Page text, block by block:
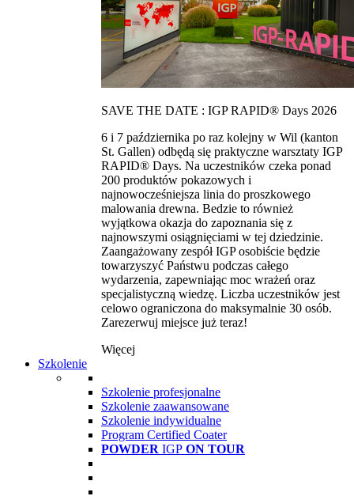
SAVE THE DATE : IGP RAPID® Days 2026
6 i 7 października po raz kolejny w Wil (kanton
St. Gallen) odbędą się praktyczne warsztaty IGP
RAPID® Days. Na uczestników czeka ponad
200 produktów pokazowych i
najnowocześniejsza linia do proszkowego
malowania drewna. Bedzie to również
wyjątkowa okazja do zapoznania się z
najnowszymi osiągnięciami w tej dziedzinie.
Zaangażowany zespół IGP osobiście będzie
towarzyszyć Państwu podczas całego
wydarzenia, zapewniając moc wrażeń oraz
specjalistyczną wiedzę. Liczba uczestników jest
celowo ograniczona do maksymalnie 30 osób.
Zarezerwuj miejsce już teraz!
Więcej
Szkolenie
Szkolenie profesjonalne
Szkolenie zaawansowane
Szkolenie indywidualne
Program Certified Coater
POWDER IGP ON TOUR